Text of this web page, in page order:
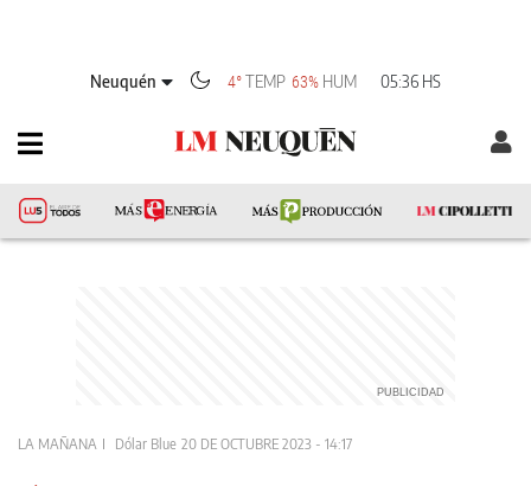
Neuquén 4° TEMP 63% HUM 05:36 HS
LA MAÑANA Dólar Blue 20 DE OCTUBRE 2023 - 14:17